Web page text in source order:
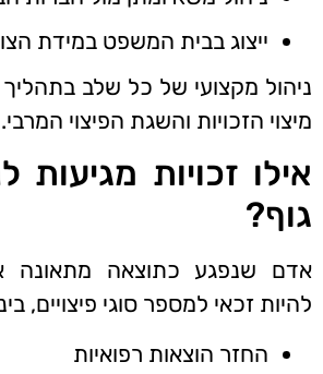
ייצוג בבית המשפט במידת
ניהול מקצועי של כל שלב בתהליך
מיצוי הזכויות והשגת הפיצוי המרבי.
אילו זכויות מגיעות
גוף?
אדם שנפגע כתוצאה מתאונה
להיות זכאי למספר סוגי פיצויים,
החזר הוצאות רפואיות